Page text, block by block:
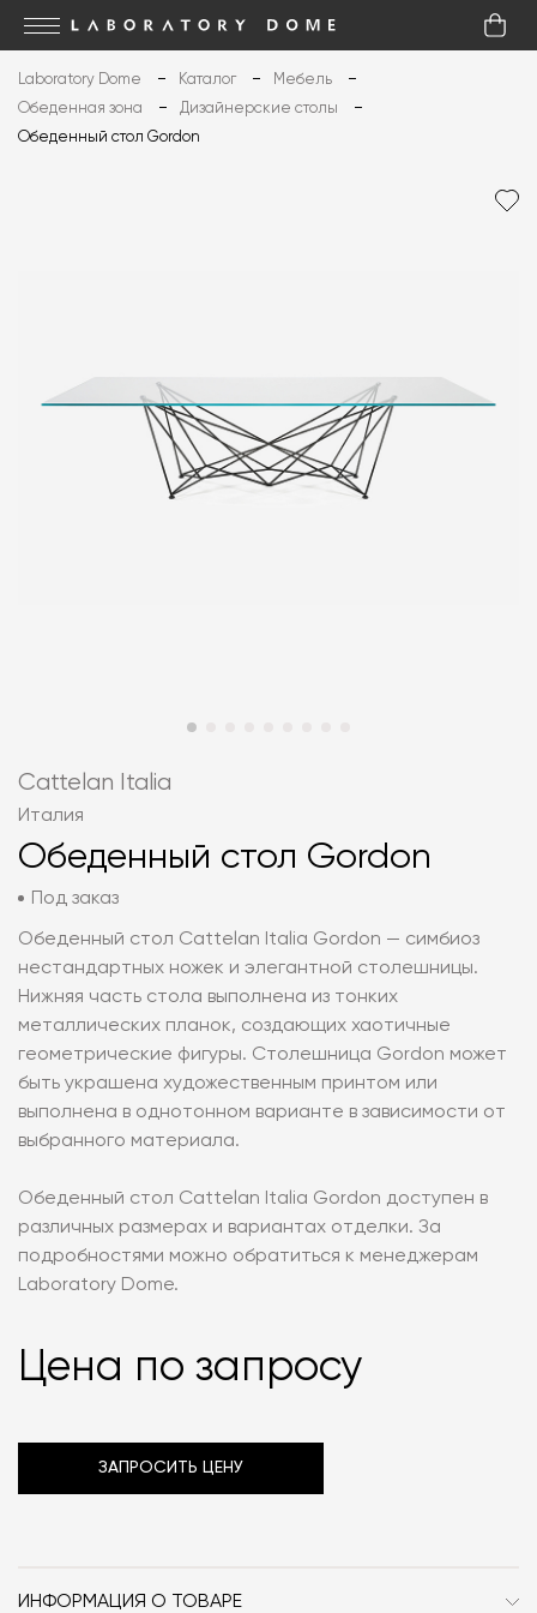
Laboratory Dome Каталог
Мебель
Обеденная зона
Дизайнерские столы
Обеденный стол Gordon
Cattelan Italia
Италия
Обеденный стол Gordon
Под заказ
Обеденный стол Cattelan Italia Gordon — симбиоз
нестандартных ножек и элегантной столешницы.
Нижняя часть стола выполнена из тонких
металлических планок, создающих хаотичные
геометрические фигуры. Столешница Gordon может
быть украшена художественным принтом или
выполнена в однотонном варианте в зависимости от
выбранного материала.
Обеденный стол Cattelan Italia Gordon доступен в
различных размерах и вариантах отделки. За
подробностями можно обратиться к менеджерам
Laboratory Dome.
Цена по запросу
ЗАПРОСИТЬ ЦЕНУ
ИНФОРМАЦИЯ О ТОВАРЕ